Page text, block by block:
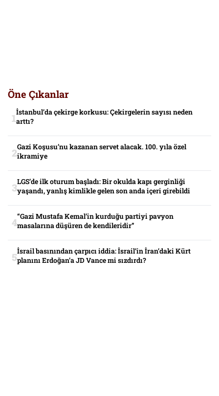
Öne Çıkanlar
İstanbul’da çekirge korkusu: Çekirgelerin sayısı neden
arttı?
Gazi Koşusu’nu kazanan servet alacak. 100. yıla özel
ikramiye
LGS’de ilk oturum başladı: Bir okulda kapı gerginliği
yaşandı, yanlış kimlikle gelen son anda içeri girebildi
“Gazi Mustafa Kemal’in kurduğu partiyi pavyon
masalarına düşüren de kendileridir”
İsrail basınından çarpıcı iddia: İsrail’in İran’daki Kürt
planını Erdoğan’a JD Vance mi sızdırdı?